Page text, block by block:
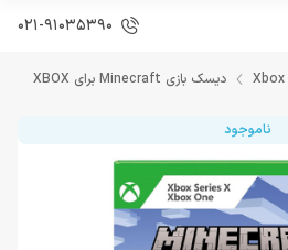
021-91035390
دیسک بازی Minecraft برای XBOX
ناموجود